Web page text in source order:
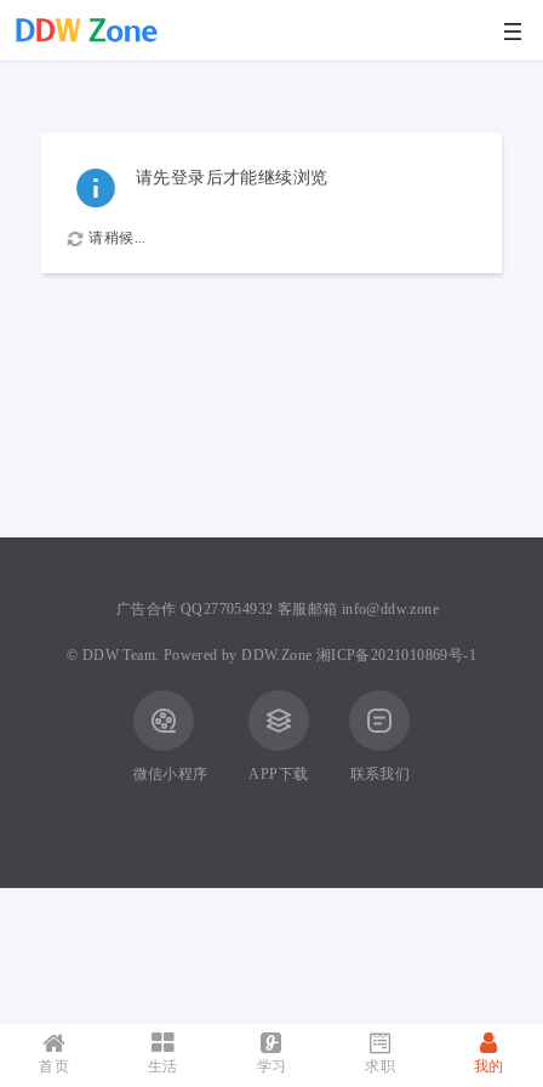
请先登录后才能继续浏览
请稍候...
首页 生活 学习 求职 我的
广告合作 QQ277054932 客服邮箱 info@ddw.zone
© DDW Team. Powered byDDW.Zone 湘ICP备2021010869号-1
微信小程序 APP下载 联系我们